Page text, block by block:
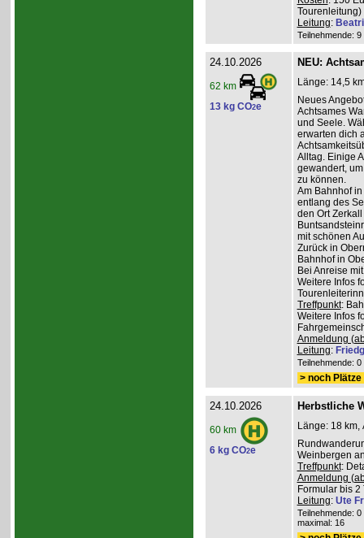
Tourenleitung)
Leitung:
Teilnehmende:
24.10.2026
62 km
13 kg CO2e
NEU:
Länge: 14,5
Neues
Achtsames
und Seele.
erwarten dich
Alltag. Einige
gewandert,
zu können.
Am Bahnhof
entlang des
den Ort
mit schönen
Zurück in
Bahnhof in
Bei Anreise
Weitere Infos
Treffpunkt:
Weitere Infos
Anmeldung
Leitung:
Teilnehmende:
> noch
24.10.2026
60 km
6 kg CO2e
Herbstliche
Länge: 18 km,
Weinbergen
Treffpunkt:
Anmeldung
Formular bis 2
Leitung: Ute
Teilnehmende:
maximal: 16